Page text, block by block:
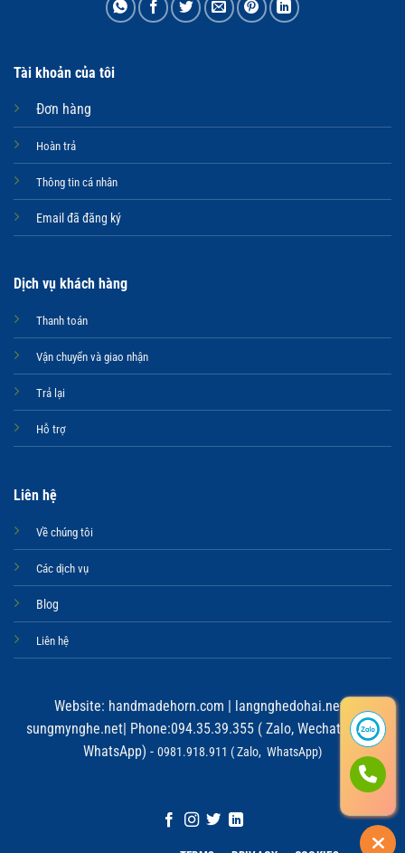
Tài khoản của tôi
Đơn hàng
Hoàn trả
Thông tin cá nhân
Email đã đăng ký
Dịch vụ khách hàng
Thanh toán
Vận chuyển và giao nhận
Trả lại
Hỗ trợ
Liên hệ
Về chúng tôi
Các dịch vụ
Blog
Liên hệ
Website: handmadehorn.com | langnghedohai.net
sungmynghe.net| Phone:094.35.39.355 ( Zalo, Wechat, Viber,
WhatsApp) - 0981.918.911 ( Zalo, WhatsApp)